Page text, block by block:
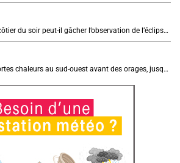
Eclipse J-4 : le brouillard côtier du soir peut-il gâcher l’observation de l’éclipse à la plage ?
Météo aujourd'hui : très fortes chaleurs au sud-ouest avant des orages, jusqu'à 39°C